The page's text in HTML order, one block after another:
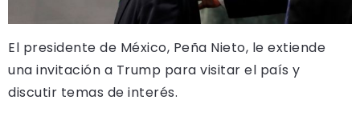
El presidente de México, Peña Nieto, le extiende
una invitación a Trump para visitar el país y
discutir temas de interés.